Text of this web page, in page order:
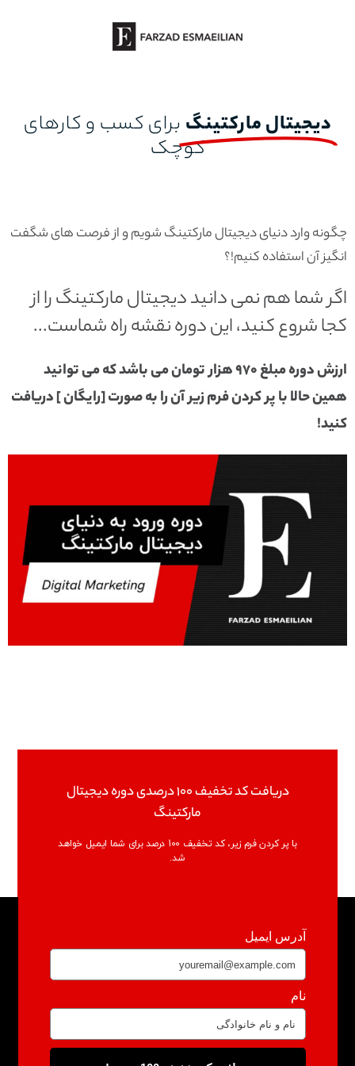
دیجیتال مارکتینگ برای کسب و کارهای
کوچک
چگونه وارد دنیای دیجیتال مارکتینگ شویم و از فرصت های شگفت
انگیز آن استفاده کنیم!؟
اگر شما هم نمی دانید دیجیتال مارکتینگ را از
کجا شروع کنید، این دوره نقشه راه شماست...
ارزش دوره مبلغ 970 هزار تومان می باشد که می توانید
همین حالا با پر کردن فرم زیر آن را به صورت [رایگان ] دریافت
کنید!
دریافت کد تخفیف 100 درصدی دوره دیجیتال
مارکتینگ
با پر کردن فرم زیر، کد تخفیف 100 درصد برای شما ایمیل خواهد
شد.